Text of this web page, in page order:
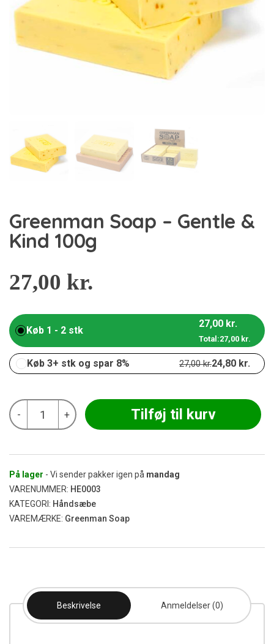
Greenman Soap – Gentle &
Kind 100g
27,00 kr.
Køb 1 - 2 stk
27,00 kr.
Total:27,00 kr.
Køb 3+ stk og spar 8% 27,00kr.24,80 kr.
-
Greenman
Soap
-
100g
antal
+ Tilføj til kurv
På lager - Vi sender pakker igen på mandag
VARENUMMER: HE0003
KATEGORI: Håndsæbe
VAREMÆRKE: Greenman Soap
Beskrivelse Anmeldelser (0)